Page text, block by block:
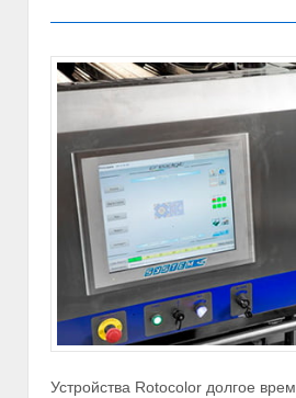
Устройства Rotocolor долгое